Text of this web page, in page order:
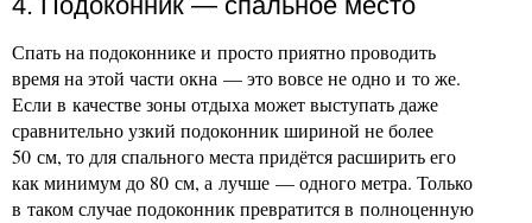
Спать на подоконнике и просто приятно проводить
время на этой части окна — это вовсе не одно и то же.
Если в качестве зоны отдыха может выступать даже
сравнительно узкий подоконник шириной не более
50 см, то для спального места придётся расширить его
как минимум до 80 см, а лучше — одного метра. Только
в таком случае подоконник превратится в полноценную